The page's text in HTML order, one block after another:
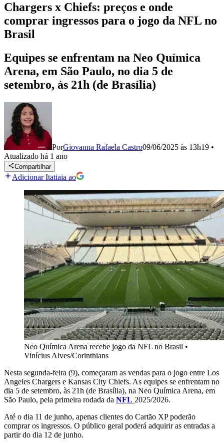
Chargers x Chiefs: preços e onde
comprar ingressos para o jogo da NFL no
Brasil
Equipes se enfrentam na Neo Química
Arena, em São Paulo, no dia 5 de
setembro, às 21h (de Brasília)
PorGiovanna Rafaela Castro09/06/2025 às 13h19 •
Atualizado há 1 ano
Compartilhar
Adicionar Itatiaia ao
Neo Química Arena recebe jogo da NFL no Brasil •
Vinícius Alves/Corinthians
Nesta segunda-feira (9), começaram as vendas para o jogo entre Los
Angeles Chargers e Kansas City Chiefs. As equipes se enfrentam no
dia 5 de setembro, às 21h (de Brasília), na Neo Química Arena, em
São Paulo, pela primeira rodada da NFL 2025/2026.
Até o dia 11 de junho, apenas clientes do Cartão XP poderão
comprar os ingressos. O público geral poderá adquirir as entradas a
partir do dia 12 de junho.